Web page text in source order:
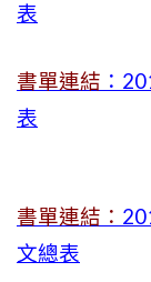
表
書單連結 ：
表
書單連結：
文總表